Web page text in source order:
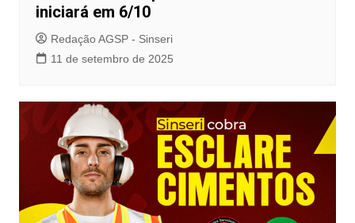
iniciará em 6/10
Redação AGSP - Sinseri
11 de setembro de 2025